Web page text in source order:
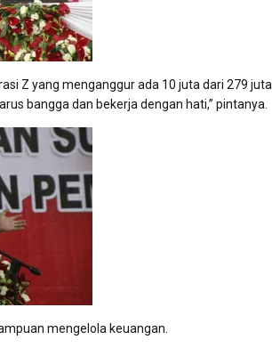
Z yang menganggur ada 10 juta dari 279 juta
bangga dan bekerja dengan hati,” pintanya.
mengelola keuangan.